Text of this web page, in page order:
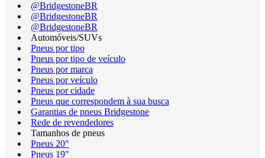
@BridgestoneBR
@BridgestoneBR
@BridgestoneBR
Automóveis/SUVs
Pneus por tipo
Pneus por tipo de veículo
Pneus por marca
Pneus por veículo
Pneus por cidade
Pneus que correspondem à sua busca
Garantias de pneus Bridgestone
Rede de revendedores
Tamanhos de pneus
Pneus 20"
Pneus 19"